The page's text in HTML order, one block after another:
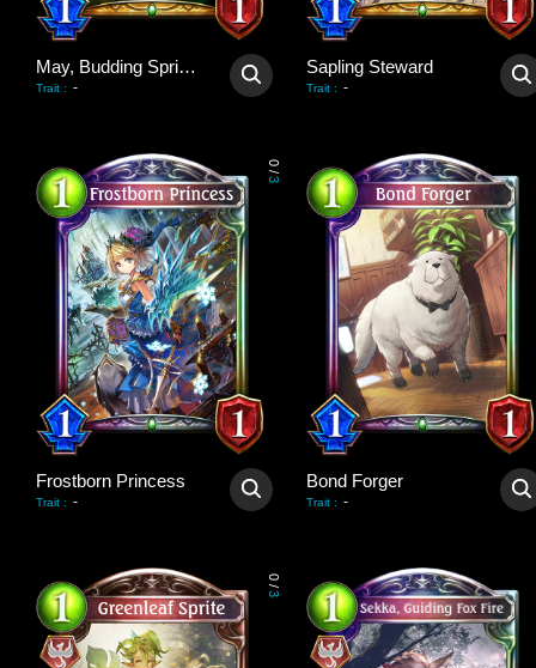
May, Budding Spring Wind
Trait : -
Sapling Steward
Trait : -
0
/
3
Frostborn Princess
Trait : -
Bond Forger
Trait : -
0
/
3